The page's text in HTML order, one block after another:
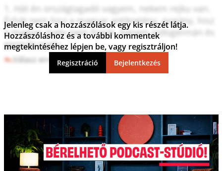
1. Hát én országtagadó vagyem, nekem rejku van.
Éshát nem hisz a magyar antikretény, pogány, hisz
a magyar nyelv nem fingár, hanem indogermán és
germán nyelv.
Válasz erre 0 8
Jelenleg csak a hozzászólások egy kis részét látja.
Hozzászóláshoz és a további kommentek
megtekintéséhez lépjen be, vagy regisztráljon!
Regisztráció Bejelentkezés